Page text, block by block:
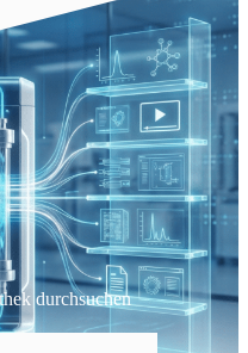
durchsuchen